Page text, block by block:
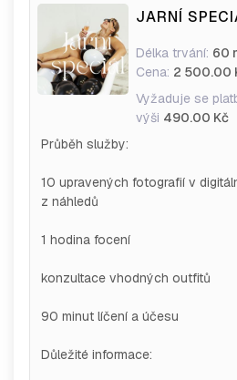
JARNÍ
Délka trvání: 60
Cena: 2 500.00
Vyžaduje se
výši 490.00 Kč
Průběh služby:
10 upravených fotografií v
z náhledů
1 hodina focení
konzultace vhodných outfitů
90 minut líčení a účesu
Důležité informace: